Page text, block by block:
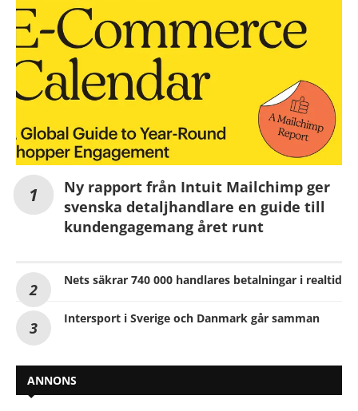
Ny rapport från Intuit Mailchimp ger
svenska detaljhandlare en guide till
kundengagemang året runt
Nets säkrar 740 000 handlares betalningar i realtid
Intersport i Sverige och Danmark går samman
ANNONS